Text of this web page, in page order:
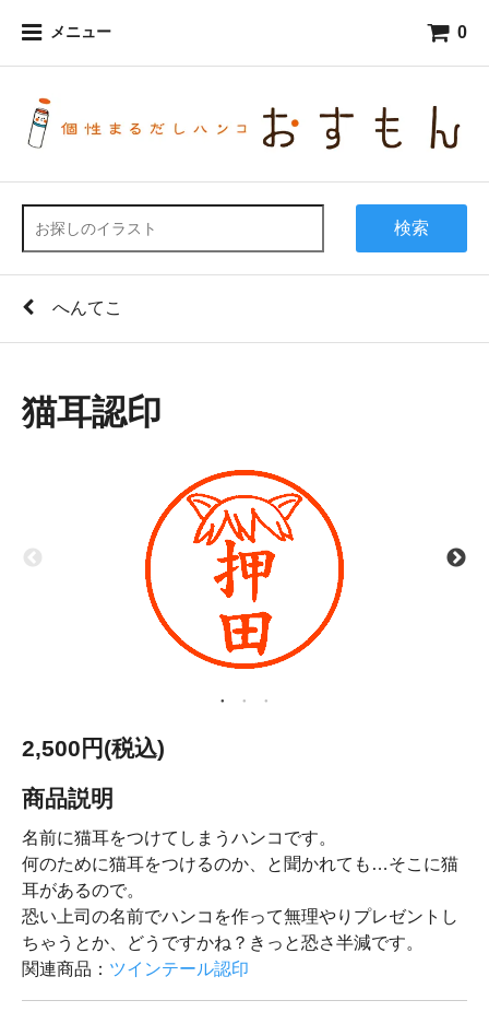
メニュー 0
検索
へんてこ
猫耳認印
2,500円(税込)
商品説明
名前に猫耳をつけてしまうハンコです。
何のために猫耳をつけるのか、と聞かれても…そこに猫
耳があるので。
恐い上司の名前でハンコを作って無理やりプレゼントし
ちゃうとか、どうですかね？きっと恐さ半減です。
関連商品： ツインテール認印